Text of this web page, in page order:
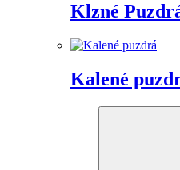
Klzné
Kalené